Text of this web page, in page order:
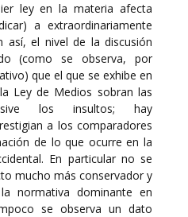
ley en la materia afecta
a extraordinariamente
así, el nivel de la discusión
(como se observa, por
que el que se exhibe en
Ley de Medios sobran las
los insultos; hay
a los comparadores
de lo que ocurre en la
En particular no se
mucho más conservador y
normativa dominante en
se observa un dato